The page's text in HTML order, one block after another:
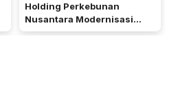
Holding Perkebunan
Nusantara Modernisasi
Layanan Kesehatan untuk